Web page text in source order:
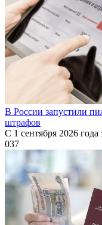
В России запустили
штрафов
С 1 сентября 2026
037